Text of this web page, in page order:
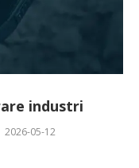
industri
2026-05-12